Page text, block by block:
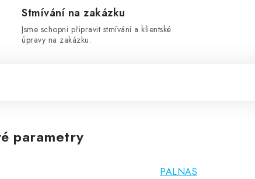
Stmívání na zakázku
Jsme schopni připravit stmívání a klientské
úpravy na zakázku.
parametry
PALNAS